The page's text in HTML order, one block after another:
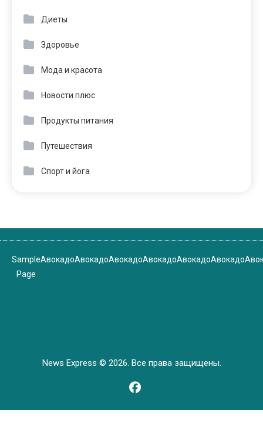
Диеты
Здоровье
Мода и красота
Новости плюс
Продукты питания
Путешествия
Спорт и йога
Sample
Page
АвокадоАвокадоАвокадоАвокадоАвокадоАвокадо
News Express © 2026. Все права защищены.